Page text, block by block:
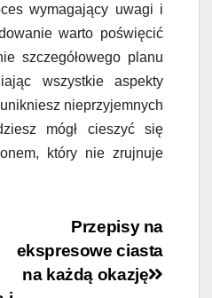
wymagający uwagi i
warto poświęcić
szczegółowego planu
wszystkie aspekty
nieprzyjemnych
mógł cieszyć się
który nie zrujnuje
Przepisy na
ekspresowe ciasta
na każdą okazję